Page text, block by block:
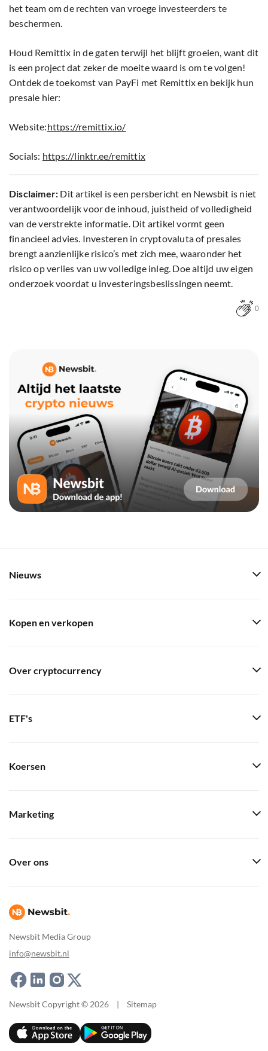
het team om de rechten van vroege investeerders te
beschermen.
Houd Remittix in de gaten terwijl het blijft groeien, want dit
is een project dat zeker de moeite waard is om te volgen!
Ontdek de toekomst van PayFi met Remittix en bekijk hun
presale hier:
Website:https://remittix.io/
Socials: https://linktr.ee/remittix
Disclaimer: Dit artikel is een persbericht en Newsbit is niet
verantwoordelijk voor de inhoud, juistheid of volledigheid
van de verstrekte informatie. Dit artikel vormt geen
financieel advies. Investeren in cryptovaluta of presales
brengt aanzienlijke risico’s met zich mee, waaronder het
risico op verlies van uw volledige inleg. Doe altijd uw eigen
onderzoek voordat u investeringsbeslissingen neemt.
0
Newsbit Media Group
info@newsbit.nl
Nieuws
Kopen en verkopen
Over cryptocurrency
ETF's
Koersen
Marketing
Over ons
Newsbit Copyright © 2026 | Sitemap